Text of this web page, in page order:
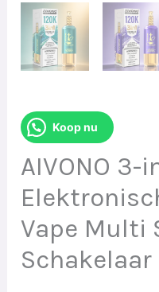
Koop nu
AIVONO 3-
Vape Multi
Schakelaar